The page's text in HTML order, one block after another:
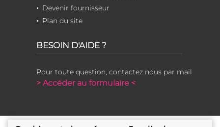
Devenir fournisseur
Plan du site
BESOIN D'AIDE ?
Pour toute question, contactez nous par mail
> Accéder au formulaire <